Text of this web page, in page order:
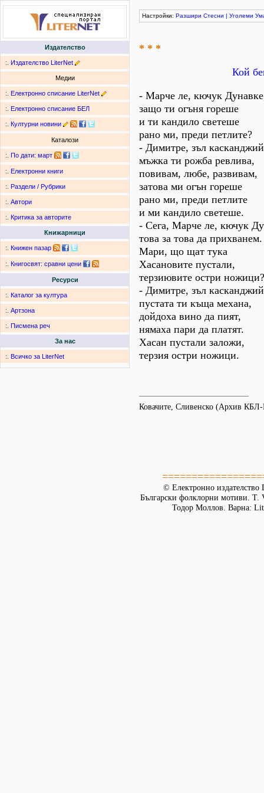
Издателство
:. Издателство LiterNet
Медии
:. Електронно списание LiterNet
:. Електронно списание БЕЛ
:. Културни новини
Каталози
:. По дати: март
:. Електронни книги
:. Раздели / Рубрики
:. Автори
:. Критика за авторите
Книжарници
:. Книжен пазар
:. Книгосвят: сравни цени
Ресурси
:. Каталог за култура
:. Артзона
:. Писмена реч
За нас
:. Всичко за LiterNet
Настройки: Разшири Стесни | Уголеми
* * *
Кой
- Марче ле, кючук
защо ти огъня гореше
и ти кандило светеше
рано ми, преди петлите?
- Димитре, зъл
мъжка ти рожба ревлива,
повивам, любе, развивам,
затова ми огън гореше
рано ми, преди петлите
и ми кандило светеше.
- Сега, Марче ле, кючук
това за това да прихванем.
Мари, що щат тука
Хасановите пустали,
терзиювите остри ножици?
- Димитре, зъл
пустата ти къща механа,
дойдоха вино да пият,
нямаха пари да платят.
Хасан пустали заложи,
терзия остри ножици.
Ковачите, Сливенско (Архив
© Електронно издателство
Български фолклорни мотиви.
Тодор Моллов. Варна: